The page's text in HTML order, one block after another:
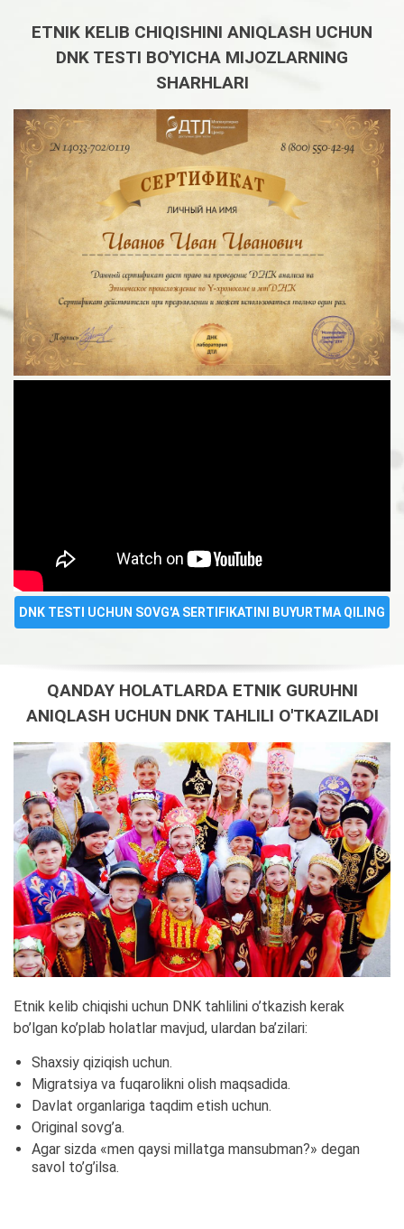
ETNIK KELIB CHIQISHINI ANIQLASH UCHUN
DNK TESTI BO'YICHA MIJOZLARNING
SHARHLARI
DNK TESTI UCHUN SOVG'A SERTIFIKATINI BUYURTMA QILING
QANDAY HOLATLARDA ETNIK GURUHNI
ANIQLASH UCHUN DNK TAHLILI O'TKAZILADI
Etnik kelib chiqishi uchun DNK tahlilini o’tkazish kerak
bo’lgan ko’plab holatlar mavjud, ulardan ba’zilari:
Shaxsiy qiziqish uchun.
Migratsiya va fuqarolikni olish maqsadida.
Davlat organlariga taqdim etish uchun.
Original sovg’a.
Agar sizda «men qaysi millatga mansubman?» degan
savol to’g’ilsa.